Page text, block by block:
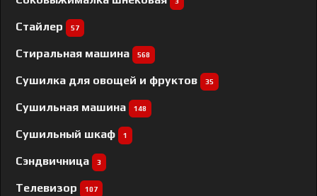
Стайлер 57
Стиральная машина 568
Сушилка для овощей и фруктов 35
Сушильная машина 148
Сушильный шкаф 1
Сэндвичница 3
Телевизор 107